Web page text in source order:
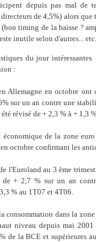
depuis pas mal de
de 4,5%) alors que
(bon timing de la baisse ?
inutile selon d'autres...
du jour
:
Allemagne en octobre ont
sur un an contre une
révisé de + 2,3 % à + 1,3
de la zone
octobre confirmant les
l'Euroland au 3 ème
de + 2,7 % sur un an
% au 1T07 et 4T06.
dans la zone
niveau depuis mai
de la BCE et supérieures